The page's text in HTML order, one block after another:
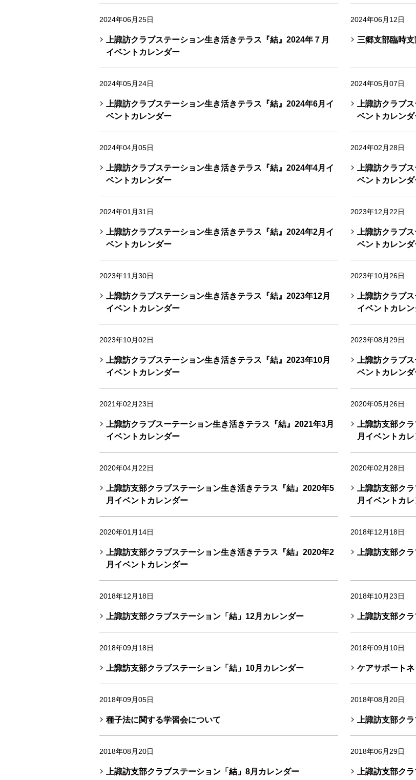
2024年06月25日
上諏訪クラブステーション生き活きテラス『結』2024年７月
イベントカレンダー
2024年06月12日
三郷支部臨時
2024年05月24日
上諏訪クラブステーション生き活きテラス『結』2024年6月イ
ベントカレンダー
2024年05月07日
上諏訪クラブ
ベントカレンダ
2024年04月05日
上諏訪クラブステーション生き活きテラス『結』2024年4月イ
ベントカレンダー
2024年02月28日
上諏訪クラブ
ベントカレンダ
2024年01月31日
上諏訪クラブステーション生き活きテラス『結』2024年2月イ
ベントカレンダー
2023年12月22日
上諏訪クラブ
ベントカレンダ
2023年11月30日
上諏訪クラブステーション生き活きテラス『結』2023年12月
イベントカレンダー
2023年10月26日
上諏訪クラブ
イベントカレ
2023年10月02日
上諏訪クラブステーション生き活きテラス『結』2023年10月
イベントカレンダー
2023年08月29日
上諏訪クラブ
ベントカレンダ
2021年02月23日
上諏訪クラブスーテーション生き活きテラス『結』2021年3月
イベントカレンダー
2020年05月26日
上諏訪支部ク
月イベントカ
2020年04月22日
上諏訪支部クラブステーション生き活きテラス『結』2020年5
月イベントカレンダー
2020年02月28日
上諏訪支部ク
月イベントカ
2020年01月14日
上諏訪支部クラブステーション生き活きテラス『結』2020年2
月イベントカレンダー
2018年12月18日
上諏訪支部ク
2018年12月18日
上諏訪支部クラブステーション「結」12月カレンダー
2018年10月23日
上諏訪支部ク
2018年09月18日
上諏訪支部クラブステーション「結」10月カレンダー
2018年09月10日
ケアサポート
2018年09月05日
種子法に関する学習会について
2018年08月20日
上諏訪支部ク
2018年08月20日
上諏訪支部クラブステーション「結」8月カレンダー
2018年06月29日
上諏訪支部ク